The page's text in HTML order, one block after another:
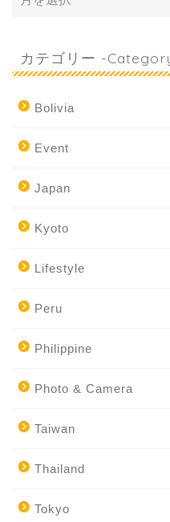
カテゴリー -
Bolivia
Event
Japan
Kyoto
Lifestyle
Peru
Philippine
Photo & Camera
Taiwan
Thailand
Tokyo